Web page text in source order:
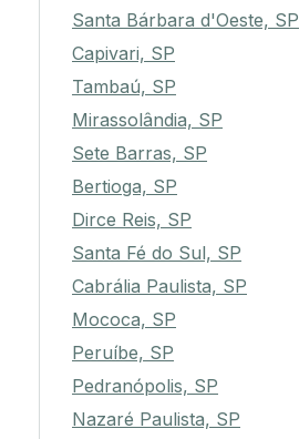
Santa Bárbara d'Oeste, SP
Capivari, SP
Tambaú, SP
Mirassolândia, SP
Sete Barras, SP
Bertioga, SP
Dirce Reis, SP
Santa Fé do Sul, SP
Cabrália Paulista, SP
Mococa, SP
Peruíbe, SP
Pedranópolis, SP
Nazaré Paulista, SP